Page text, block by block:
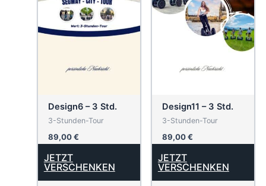
Design6 – 3 Std.
3-Stunden-Tour
89,00€
JETZT
VERSCHENKEN
Design11 – 3 Std.
3-Stunden-Tour
89,00€
JETZT
VERSCHENKEN